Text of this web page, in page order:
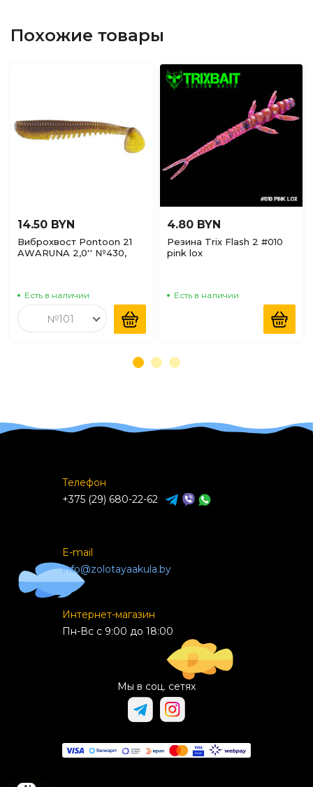
Похожие товары
14.50 BYN
Виброхвост Pontoon 21
AWARUNA 2,0'' №430,
Есть в наличии
№101
4.80 BYN
Резина Trix Flash 2 #010
pink lox
Есть в наличии
Телефон
+375 (29) 680-22-62
E-mail
info@zolotayaakula.by
Интернет-магазин
Пн-Вс с 9:00 до 18:00
Мы в соц. сетях